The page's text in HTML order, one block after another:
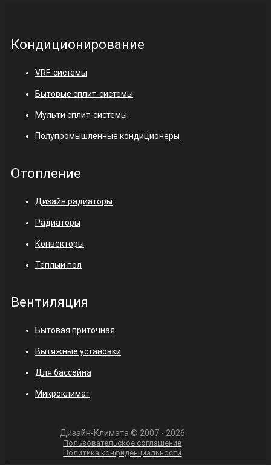
Кондиционирование
VRF-системы
Бытовые сплит-системы
Мульти сплит-системы
Полупромышленные кондиционеры
Отопление
Дизайн радиаторы
Радиаторы
Конвекторы
Теплый пол
Вентиляция
Бытовая приточная
Вытяжные установки
Для бассейна
Микроклимат
Дизайн-Климата © 2007 - 2026
Пользовательское соглашение
Политика конфиденциальности